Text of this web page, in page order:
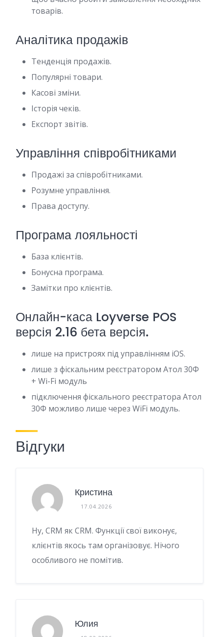
товарів.
Аналітика продажів
Тенденція продажів.
Популярні товари.
Касові зміни.
Історія чеків.
Експорт звітів.
Управління співробітниками
Продажі за співробітниками.
Розумне управління.
Права доступу.
Програма лояльності
База клієнтів.
Бонусна програма.
Замітки про клієнтів.
Онлайн-каса Loyverse POS
версія 2.16 бета версія.
лише на пристроях під управлінням iOS.
лише з фіскальним реєстратором Атол 30Ф
+ Wi-Fi модуль
підключення фіскального реєстратора Атол
30Ф можливо лише через WiFi модуль.
Відгуки
Кристина
17.04.2026
Ну, CRM як CRM. Функції свої виконує,
клієнтів якось там організовує. Нічого
особливого не помітив.
Юлия